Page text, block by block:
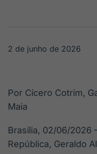
2 de junho de 2026
Por Cícero Cotrim,
Maia
Brasília, 02/06/2026
República, Geraldo